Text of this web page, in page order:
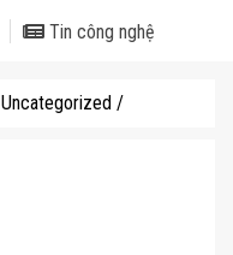
Tin công nghệ
Uncategorized /